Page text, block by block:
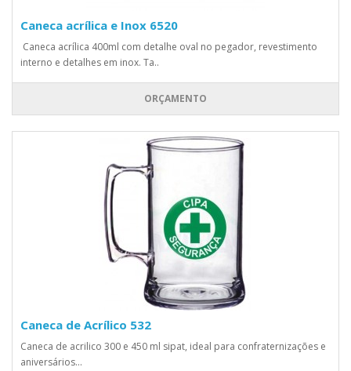
Caneca acrílica e Inox 6520
Caneca acrílica 400ml com detalhe oval no pegador, revestimento
interno e detalhes em inox. Ta..
ORÇAMENTO
Caneca de Acrílico 532
Caneca de acrilico 300 e 450 ml sipat, ideal para confraternizações e
aniversários...